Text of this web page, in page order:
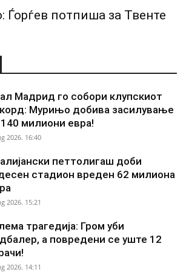
Ѓорѓев потпиша за Твенте
Мадрид го собори клупскиот
Мурињо добива засилување
140 милиони евра!
2026. 16:40
петтолигаш доби
стадион вреден 62 милиона
2026. 15:21
трагедија: Гром уби
а повредени се уште 12
2026. 14:11